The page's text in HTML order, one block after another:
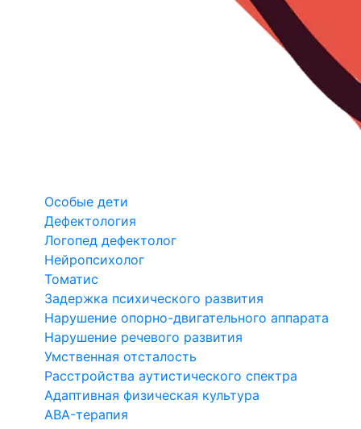
Особые дети
Дефектология
Логопед дефектолог
Нейропсихолог
Томатис
Задержка психического развития
Нарушение опорно-двигательного аппарата
Нарушение речевого развития
Умственная отсталость
Расстройства аутистического спектра
Адаптивная физическая культура
ABA-терапия